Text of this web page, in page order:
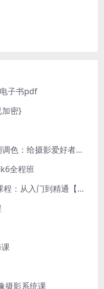
子书pdf
密}
Thomas看看世界 摄影后期调色：给摄影爱好者的色彩课 网盘下载
全程班
陈老师 手机影像创作实战课程：从入门到精通【完结】
摄影系统课